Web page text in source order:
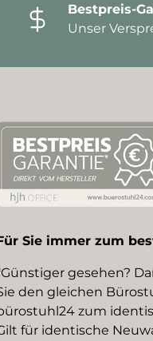
Bestpreis-
Unser
Sie immer zum
gesehen?
den gleichen
zum
für identische